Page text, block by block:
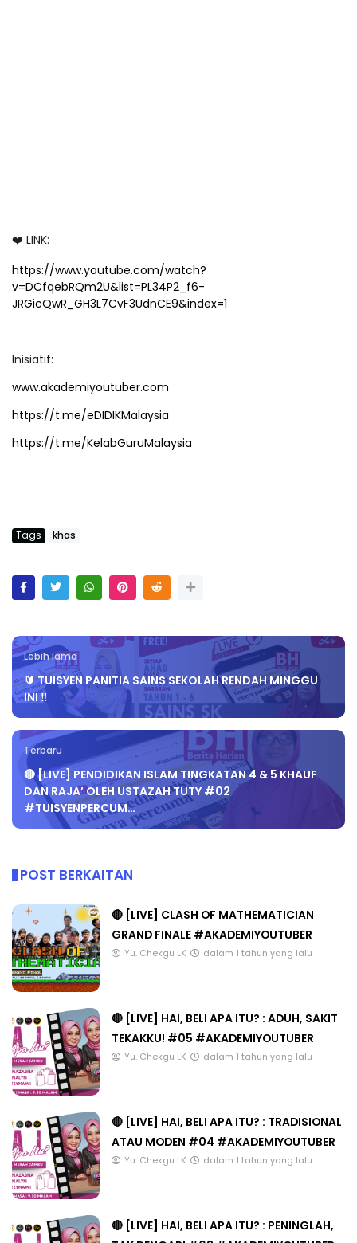
❤️ LINK:
https://www.youtube.com/watch?
v=DCfqebRQm2U&list=PL34P2_f6-
JRGicQwR_GH3L7CvF3UdnCE9&index=1
Inisiatif:
www.akademiyoutuber.com
https://t.me/eDIDIKMalaysia
https://t.me/KelabGuruMalaysia
Tags khas
Lebih lama
🔰 TUISYEN PANITIA SAINS SEKOLAH RENDAH MINGGU
INI ‼️
Terbaru
🔴 [LIVE] PENDIDIKAN ISLAM TINGKATAN 4 & 5 KHAUF
DAN RAJA’ OLEH USTAZAH TUTY #02
#TUISYENPERCUM…
POST BERKAITAN
🔴 [LIVE] CLASH OF MATHEMATICIAN
GRAND FINALE #AKADEMIYOUTUBER
Yu. Chekgu LK dalam 1 tahun yang lalu
🔴 [LIVE] HAI, BELI APA ITU? : ADUH, SAKIT
TEKAKKU! #05 #AKADEMIYOUTUBER
Yu. Chekgu LK dalam 1 tahun yang lalu
🔴 [LIVE] HAI, BELI APA ITU? : TRADISIONAL
ATAU MODEN #04 #AKADEMIYOUTUBER
Yu. Chekgu LK dalam 1 tahun yang lalu
🔴 [LIVE] HAI, BELI APA ITU? : PENINGLAH,